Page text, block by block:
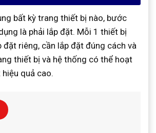
bất kỳ trang thiết bị nào, bước
là phải lắp đặt. Mỗi 1 thiết bị
đặt riêng, cần lắp đặt đúng cách và
thiết bị và hệ thống có thể hoạt
quả cao.